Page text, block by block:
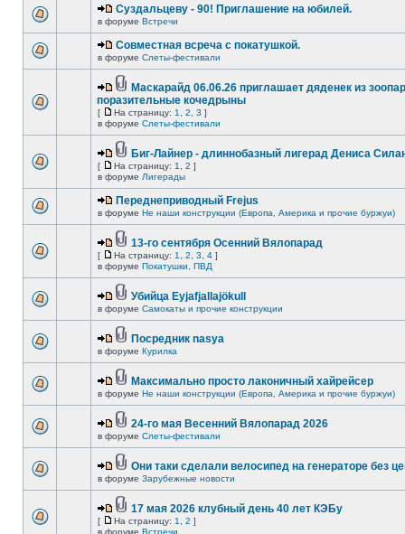
Суздальцеву - 90! Приглашение на юбилей.
в форуме Встречи
Совместная всреча с покатушкой.
в форуме Слеты-фестивали
Маскарайд 06.06.26 приглашает дяденек из
поразительные кочедрыны
[ На страницу: 1 2 3 ]
в форуме Слеты-фестивали
Биг-Лайнер - длиннобазный лигерад Дениса
[ На страницу: 1 2 ]
в форуме Лигерады
Переднеприводный Frejus
в форуме Не наши конструкции (Европа, Америка и прочие буржуи)
13-го сентября Осенний Вялопарад
[ На страницу: 1 2 3 4 ]
в форуме Покатушки, ПВД
Убийца Eyjafjallajökull
в форуме Самокаты и прочие конструкции
Посредник nasya
в форуме Курилка
Максимально просто лаконичный хайрейсер
в форуме Не наши конструкции (Европа, Америка и прочие буржуи)
24-го мая Весенний Вялопарад 2026
в форуме Слеты-фестивали
Они таки сделали велосипед на генераторе без
в форуме Зарубежные новости
17 мая 2026 клубный день 40 лет КЭБу
[ На страницу: 1 2 ]
в форуме Встречи